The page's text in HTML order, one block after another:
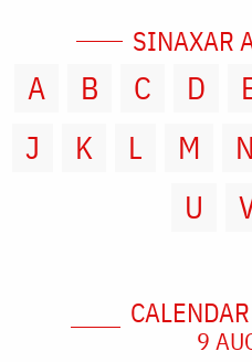
SINAXAR
A B C D
J
K L M N
U
9